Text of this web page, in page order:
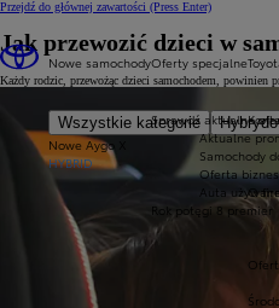
Przejdź do głównej zawartości (Press Enter)
Nowe samochody
Wszystkie kategorie
Nowe Aygo X
HYBRID
Oferty specjalne
Sprawdź aktualne
Aktualne
Samochody
Oferta
Auta
Rok potęgi 8 premier
O
Jak przewozić dzieci w
Każdy rodzic, przewożąc dzieci samochodem, powinien